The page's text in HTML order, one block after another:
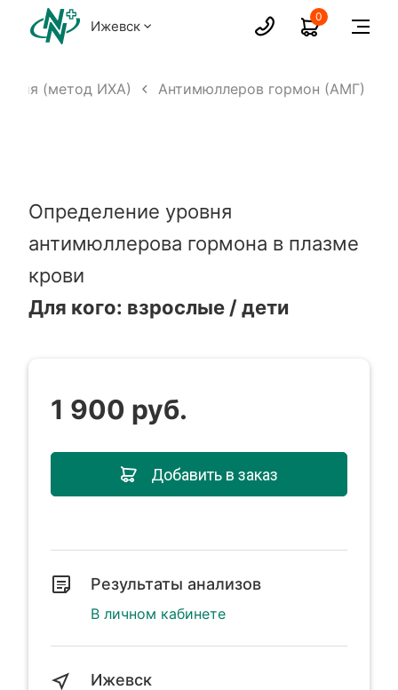
Ижевск
0
(метод ИХА) Антимюллеров гормон (АМГ)
Определение уровня
антимюллерова гормона в плазме
крови
Для кого: взрослые / дети
1 900 руб.
Добавить в заказ
Результаты анализов
В личном кабинете
Ижевск